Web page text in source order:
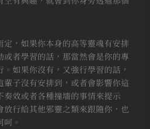
，如果你本身的高等靈魂有安排
者學習的話，那當然會是你的專
如果你沒有，又強行學習的話，
子沒有安排到，或者會影響你這
奏效或者各種撞墻的事情來提示
行給其他邪靈之類來跟隨你，也
。